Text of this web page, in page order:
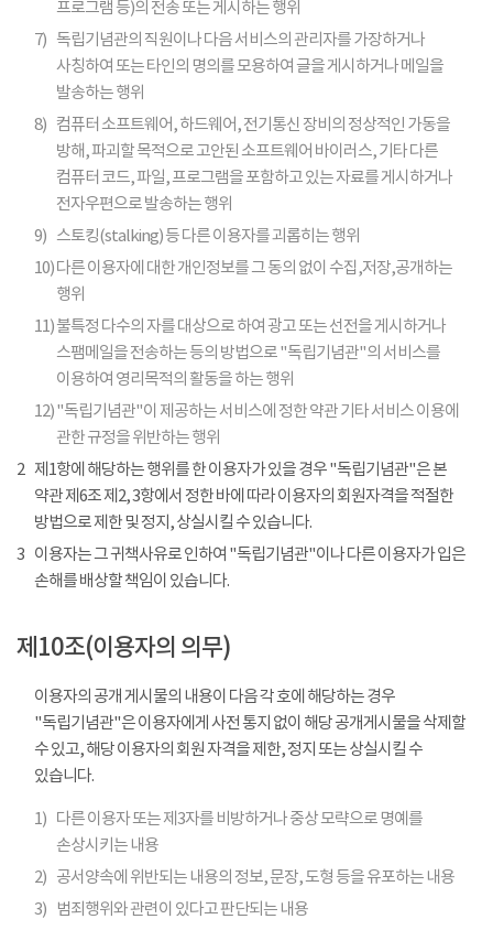
프로그램 등)의 전송 또는 게시하는 행위
7) 독립기념관의 직원이나 다음 서비스의 관리자를 가장하거나
사칭하여 또는 타인의 명의를 모용하여 글을 게시하거나 메일을
발송하는 행위
8) 컴퓨터 소프트웨어, 하드웨어, 전기통신 장비의 정상적인 가동을
방해, 파괴할 목적으로 고안된 소프트웨어 바이러스, 기타 다른
컴퓨터 코드, 파일, 프로그램을 포함하고 있는 자료를 게시하거나
전자우편으로 발송하는 행위
9) 스토킹(stalking) 등 다른 이용자를 괴롭히는 행위
10)다른 이용자에 대한 개인정보를 그 동의 없이 수집,저장,공개하는
행위
11)불특정 다수의 자를 대상으로 하여 광고 또는 선전을 게시하거나
스팸메일을 전송하는 등의 방법으로 "독립기념관"의 서비스를
이용하여 영리목적의 활동을 하는 행위
12)"독립기념관"이 제공하는 서비스에 정한 약관 기타 서비스 이용에
관한 규정을 위반하는 행위
2 제1항에 해당하는 행위를 한 이용자가 있을 경우 "독립기념관"은 본
약관 제6조 제2, 3항에서 정한 바에 따라 이용자의 회원자격을 적절한
방법으로 제한 및 정지, 상실시킬 수 있습니다.
3 이용자는 그 귀책사유로 인하여 "독립기념관"이나 다른 이용자가 입은
손해를 배상할 책임이 있습니다.
제10조(이용자의 의무)
이용자의 공개 게시물의 내용이 다음 각 호에 해당하는 경우
"독립기념관"은 이용자에게 사전 통지 없이 해당 공개게시물을 삭제할
수 있고, 해당 이용자의 회원 자격을 제한, 정지 또는 상실시킬 수
있습니다.
1) 다른 이용자 또는 제3자를 비방하거나 중상 모략으로 명예를
손상시키는 내용
2) 공서양속에 위반되는 내용의 정보, 문장, 도형 등을 유포하는 내용
3)
범죄행위와 관련이 있다고 판단되는 내용